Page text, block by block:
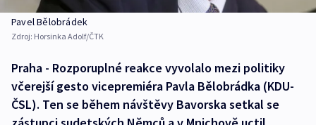
Pavel Bělobrádek
Zdroj: Horsinka Adolf/ČTK
Praha - Rozporuplné reakce vyvolalo mezi politiky
včerejší gesto vicepremiéra Pavla Bělobrádka (KDU-
ČSL). Ten se během návštěvy Bavorska setkal se